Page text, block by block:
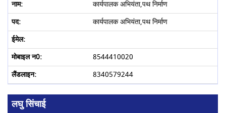
कार्यपालक अभियंता,पथ निर्माण
कार्यपालक अभियंता,पथ निर्माण
8544410020
8340579244
लघु सिंचाई